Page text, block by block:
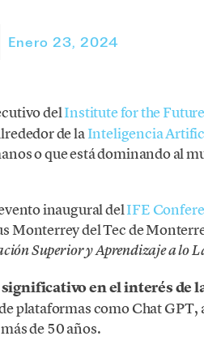
Enero 23, 2024
delInstitute for the
de laInteligencia
o que está dominando al
inaugural delIFE
Monterrey del Tec de
Superior y Aprendizaje a lo
en el interés de
plataformas como Chat GPT,
de 50 años.